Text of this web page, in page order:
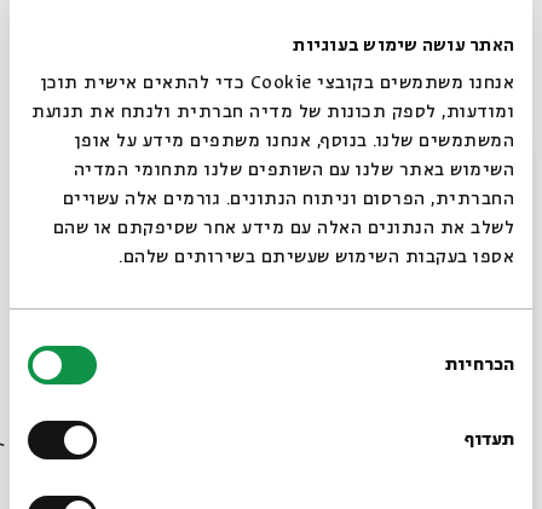
האתר עושה שימוש בעוגיות
אנחנו משתמשים בקובצי Cookie כדי להתאים אישית תוכן
ומודעות, לספק תכונות של מדיה חברתית ולנתח את תנועת
המשתמשים שלנו. בנוסף, אנחנו משתפים מידע על אופן
השימוש באתר שלנו עם השותפים שלנו מתחומי המדיה
החברתית, הפרסום וניתוח הנתונים. גורמים אלה עשויים
לשלב את הנתונים האלה עם מידע אחר שסיפקתם או שהם
אספו בעקבות השימוש שעשיתם בשירותים שלהם.
הסכמה
הכרחיות
תעדוף
מנחה:יורם טהרלב ,ניהול מוסיקלי:
בהשתתפות:דורון אורן, לימור עובד, ארז יולביץ-
עידו זלזניק
האירוע יתקיים בחצר בית אבי חי - מומלץ להצטייד
בלבוש חם
___________________________________
המפגש הבא:שיר השכונה
סגור